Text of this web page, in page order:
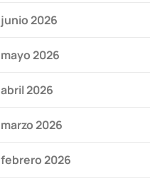
junio 2026
mayo 2026
abril 2026
marzo 2026
febrero 2026